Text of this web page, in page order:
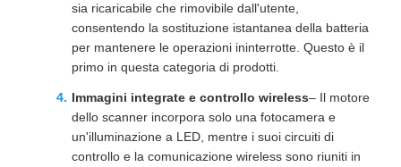
sia ricaricabile che rimovibile dall'utente,
consentendo la sostituzione istantanea della batteria
per mantenere le operazioni ininterrotte. Questo è il
primo in questa categoria di prodotti.
Immagini integrate e controllo wireless– Il motore
dello scanner incorpora solo una fotocamera e
un'illuminazione a LED, mentre i suoi circuiti di
controllo e la comunicazione wireless sono riuniti in